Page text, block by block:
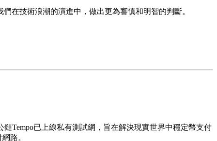
在技術浪潮的演進中，做出更為審慎和明智的判斷。
Tempo已上線私有測試網，旨在解決現實世界中穩定幣支付
路。